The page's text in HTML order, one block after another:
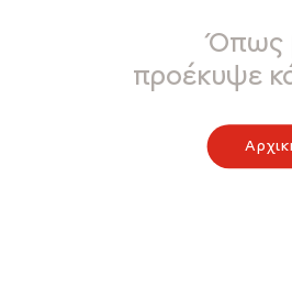
Όπως
προέκυψε